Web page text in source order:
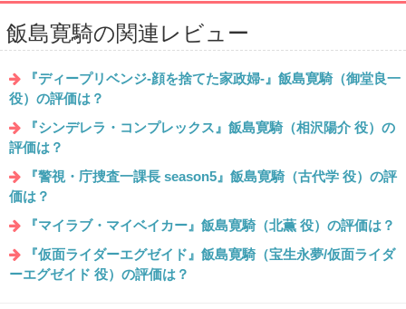
飯島寛騎の関連レビュー
『ディープリベンジ-顔を捨てた家政婦-』飯島寛騎（御堂良一
役）の評価は？
『シンデレラ・コンプレックス』飯島寛騎（相沢陽介 役）の
評価は？
『警視・庁捜査一課長 season5』飯島寛騎（古代学 役）の評
価は？
『マイラブ・マイベイカー』飯島寛騎（北薫 役）の評価は？
『仮面ライダーエグゼイド』飯島寛騎（宝生永夢/仮面ライダ
ーエグゼイド 役）の評価は？